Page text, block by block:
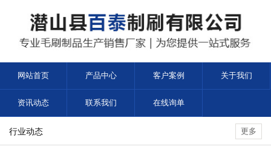
网站首页 产品中心 客户案例 关于我们
资讯动态 联系我们 在线询单
更多
行业动态